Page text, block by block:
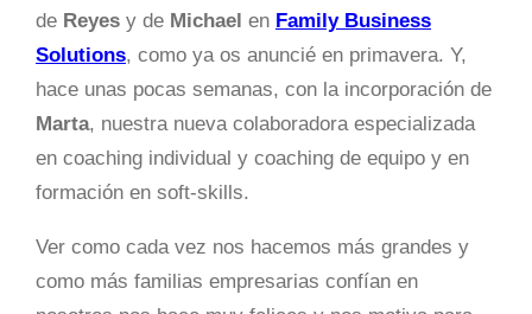
de Reyes y de Michael en Family Business
Solutions, como ya os anuncié en primavera. Y,
hace unas pocas semanas, con la incorporación de
Marta, nuestra nueva colaboradora especializada
en coaching individual y coaching de equipo y en
formación en soft-skills.
Ver como cada vez nos hacemos más grandes y
como más familias empresarias confían en